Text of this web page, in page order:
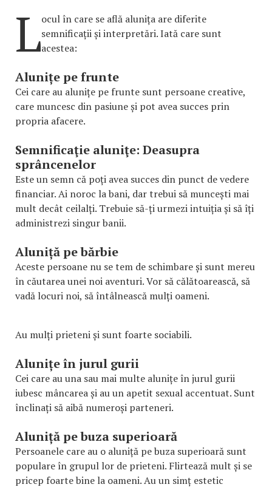
Locul în care se află alunița are diferite
semnificații și interpretări. Iată care sunt
acestea:
Alunițe pe frunte
Cei care au alunițe pe frunte sunt persoane creative,
care muncesc din pasiune și pot avea succes prin
propria afacere.
Semnificaţie aluniţe: Deasupra
sprâncenelor
Este un semn că poți avea succes din punct de vedere
financiar. Ai noroc la bani, dar trebui să muncești mai
mult decât ceilalți. Trebuie să-ți urmezi intuiția și să îți
administrezi singur banii.
Aluniță pe bărbie
Aceste persoane nu se tem de schimbare și sunt mereu
în căutarea unei noi aventuri. Vor să călătoarească, să
vadă locuri noi, să întâlnească mulți oameni.
Au mulți prieteni și sunt foarte sociabili.
Alunițe în jurul gurii
Cei care au una sau mai multe alunițe în jurul gurii
iubesc mâncarea și au un apetit sexual accentuat. Sunt
înclinați să aibă numeroși parteneri.
Aluniță pe buza superioară
Persoanele care au o aluniță pe buza superioară sunt
populare în grupul lor de prieteni. Flirtează mult și se
pricep foarte bine la oameni. Au un simț estetic